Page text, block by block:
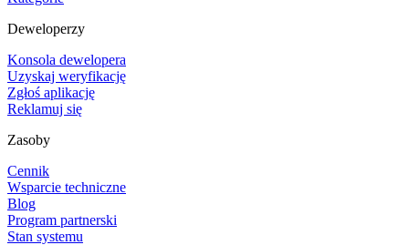
Deweloperzy
Konsola dewelopera
Uzyskaj weryfikację
Zgłoś aplikację
Reklamuj się
Zasoby
Cennik
Wsparcie techniczne
Blog
Program partnerski
Stan systemu